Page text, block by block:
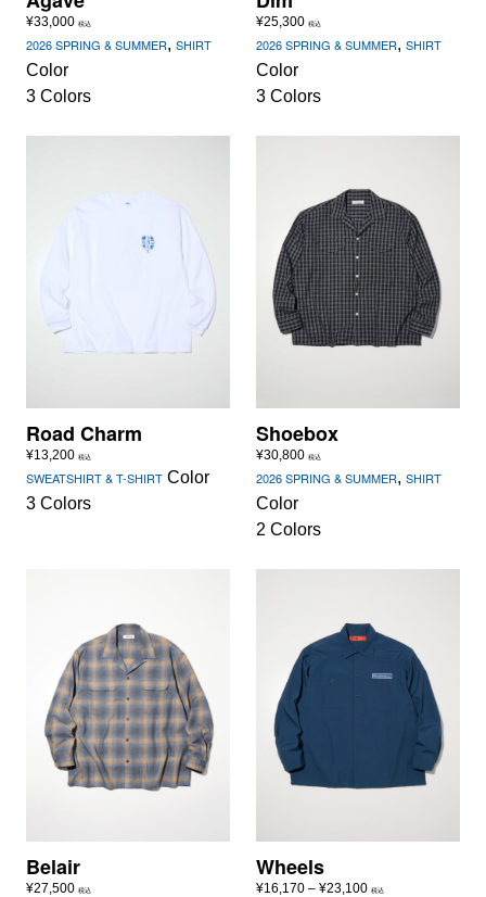
¥33,000 税込
2026 SPRING & SUMMER, SHIRT
Color
3 Colors
¥25,300 税込
2026 SPRING & SUMMER, SHIRT
Color
3 Colors
Road Charm
¥13,200 税込
SWEATSHIRT & T-SHIRT Color
3 Colors
Shoebox
¥30,800 税込
2026 SPRING & SUMMER, SHIRT
Color
2 Colors
Belair
¥27,500 税込
Wheels
¥16,170 – ¥23,100価
税込